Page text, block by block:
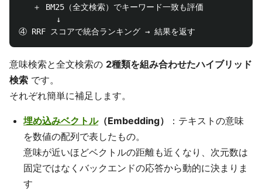
   ＋ BM25（全文検索）でキーワード一致も評価
        ↓
意味検索と全文検索の 2種類を組み合わせたハイブリッド
検索 です。
それぞれ簡単に補足します。
埋め込みベクトル（Embedding）
：テキストの意味
を数値の配列で表したもの。
意味が近いほどベクトルの距離も近くなり、次元数は
固定ではなくバックエンドの応答から動的に決まりま
す